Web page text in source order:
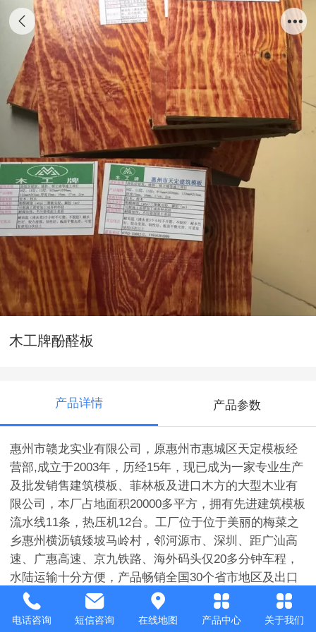
木工牌酚醛板
产品详情 产品参数
惠州市赣龙实业有限公司，原惠州市惠城区天定模板经
营部,成立于2003年，历经15年，现已成为一家专业生产
及批发销售建筑模板、菲林板及进口木方的大型木业有
限公司，本厂占地面积20000多平方，拥有先进建筑模板
流水线11条，热压机12台。工厂位于位于美丽的梅菜之
乡惠州横沥镇矮坡马岭村，邻河源市、深圳、距广汕高
速、广惠高速、京九铁路、海外码头仅20多分钟车程，
水陆运输十分方便，产品畅销全国30个省市地区及出口
柬埔寨等海外市场，公司所生产产品《木工牌》建筑模
板具有防水性能好、不易变形、耐酸碱、使用方便、周
电话咨询 短信咨询 在线地图 产品中心 关于我们